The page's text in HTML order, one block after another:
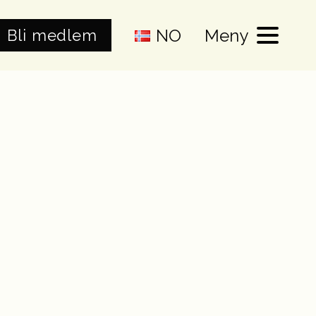
Bli medlem NO Meny